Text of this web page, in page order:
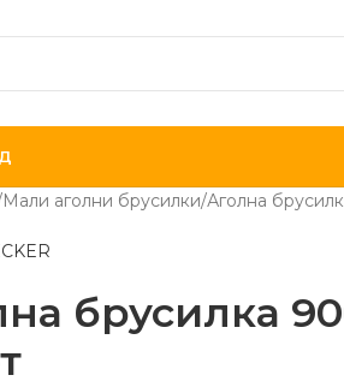
Мали аголни брусилки Аголна
брусилка